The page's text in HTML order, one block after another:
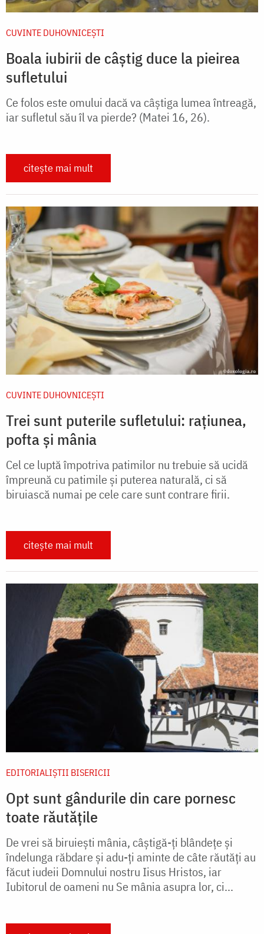
CUVINTE DUHOVNICEȘTI
Boala iubirii de câștig duce la pieirea
sufletului
Ce folos este omului dacă va câștiga lumea întreagă,
iar sufletul său îl va pierde? (Matei 16, 26).
citește mai mult
CUVINTE DUHOVNICEȘTI
Trei sunt puterile sufletului: rațiunea,
pofta și mânia
Cel ce luptă împotriva patimilor nu trebuie să ucidă
împreună cu patimile și puterea naturală, ci să
biruiască numai pe cele care sunt contrare firii.
citește mai mult
EDITORIALIȘTII BISERICII
Opt sunt gândurile din care pornesc
toate răutățile
De vrei să biruieşti mânia, câştigă-ţi blândeţe şi
îndelunga răbdare şi adu-ţi aminte de câte răutăţi au
făcut iudeii Domnului nostru Iisus Hristos, iar
Iubitorul de oameni nu Se mânia asupra lor, ci...